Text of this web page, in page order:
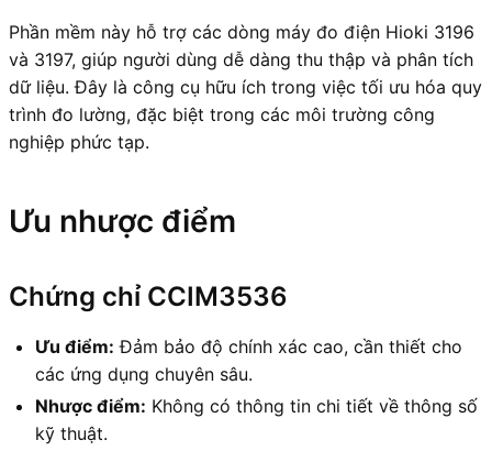
Phần mềm này hỗ trợ các dòng máy đo điện Hioki 3196
và 3197, giúp người dùng dễ dàng thu thập và phân tích
dữ liệu. Đây là công cụ hữu ích trong việc tối ưu hóa quy
trình đo lường, đặc biệt trong các môi trường công
nghiệp phức tạp.
Ưu nhược điểm
Chứng chỉ CCIM3536
Ưu điểm: Đảm bảo độ chính xác cao, cần thiết cho
các ứng dụng chuyên sâu.
Nhược điểm: Không có thông tin chi tiết về thông số
kỹ thuật.